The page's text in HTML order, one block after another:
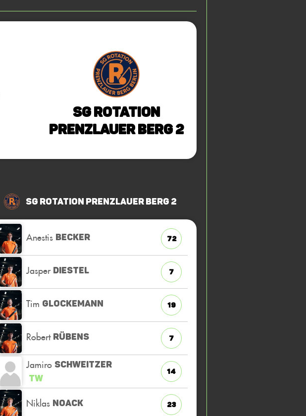
SG Rotation
Prenzlauer Berg 2
SG Rotation Prenzlauer Berg 2
Anestis BECKER 72
Jasper DIESTEL 7
Tim GLOCKEMANN 19
Robert RÜBENS 7
Jamiro SCHWEITZER
TW
14
Niklas NOACK 23